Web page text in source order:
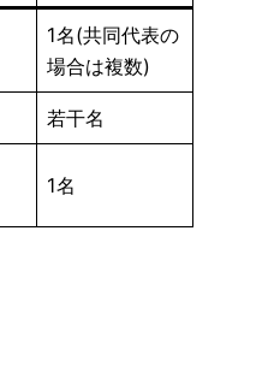
1名(共同代表の
場合は複数)
若干名
1名